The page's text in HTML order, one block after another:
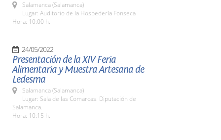
Salamanca (Salamanca)
Lugar: Auditorio de la Hospedería Fonseca
Hora: 10:00 h.
24/05/2022
Presentación de la XIV Feria
Alimentaria y Muestra Artesana de
Ledesma
Salamanca (Salamanca)
Lugar: Sala de las Comarcas. Diputación de
Salamanca.
Hora: 10:15 h.